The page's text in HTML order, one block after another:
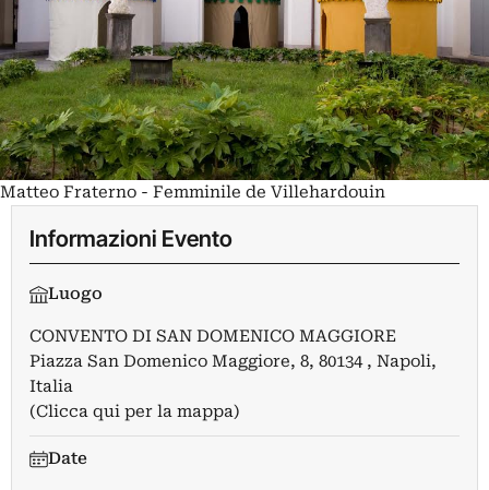
Matteo Fraterno - Femminile de Villehardouin
Informazioni Evento
Luogo
CONVENTO DI SAN DOMENICO MAGGIORE
Piazza San Domenico Maggiore, 8, 80134 , Napoli,
Italia
(Clicca qui per la mappa)
Date